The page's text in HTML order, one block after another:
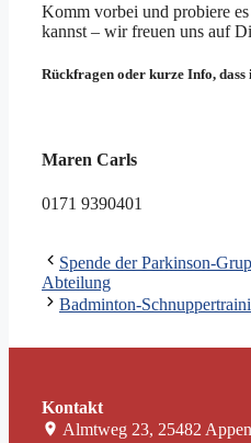
Komm vorbei und probiere
kannst – wir freuen uns auf
Rückfragen oder kurze Info,
Maren Carls
0171 9390401
Spende der Parkinson-
Abteilung
Badminton-
Kontakt
Almtweg 23, 25482 Appen